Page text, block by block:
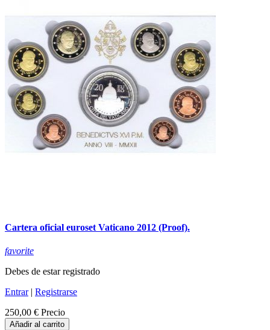
Cartera oficial euroset Vaticano 2012 (Proof).
favorite
Debes de estar registrado
Entrar| Registrarse
250,00 € Precio
Añadir al carrito